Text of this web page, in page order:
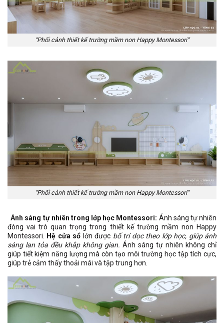
“Phối cảnh thiết kế trường mầm non Happy Montessori”
“Phối cảnh thiết kế trường mầm non Happy Montessori”
Ánh sáng tự nhiên trong lớp học Montessori: Ánh sáng tự nhiên
đóng vai trò quan trọng trong thiết kế trường mầm non Happy
Montessori. Hệ cửa sổ lớn được bố trí dọc theo lớp học, giúp ánh
sáng lan tỏa đều khắp không gian. Ánh sáng tự nhiên không chỉ
giúp tiết kiệm năng lượng mà còn tạo môi trường học tập tích cực,
giúp trẻ cảm thấy thoải mái và tập trung hơn.